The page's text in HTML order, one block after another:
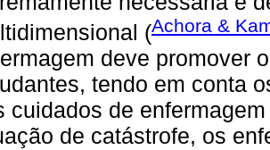
(Achora &
deve promover
tendo em conta
cuidados de
de catástrofe, os